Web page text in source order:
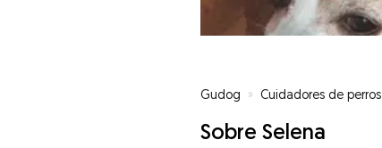
Gudog » Cuidadores de perros
Sobre Selena